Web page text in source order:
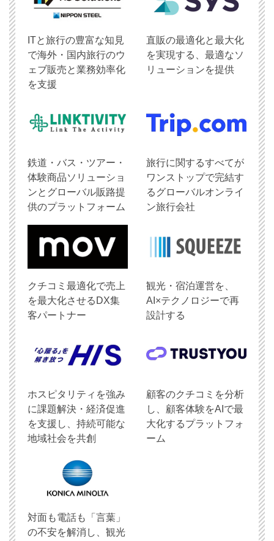
ITと旅行の豊富な知見
で海外・国内旅行のウ
ェブ販売と業務効率化
を支援
直販の最適化と最大化
を実現する、最適なソ
リューションを提供
鉄道・バス・ツアー・
体験商品ソリューショ
ンとグローバル販路提
供のプラットフォーム
旅行に関するすべてが
ワンストップで完結す
るグローバルオンライ
ン旅行会社
クチコミ最適化で売上
を最大化させるDX集
客パートナー
観光・宿泊運営を、
AI×テクノロジーで再
設計する
ホスピタリティを強み
に課題解決・経済促進
を支援し、持続可能な
地域社会を共創
顧客のクチコミを分析
し、顧客体験をAIで最
大化するプラットフォ
ーム
対面も電話も「言葉」
の不安を解消し、観光